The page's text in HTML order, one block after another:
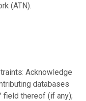
(ATN).
Acknowledge
databases
field thereof (if any);